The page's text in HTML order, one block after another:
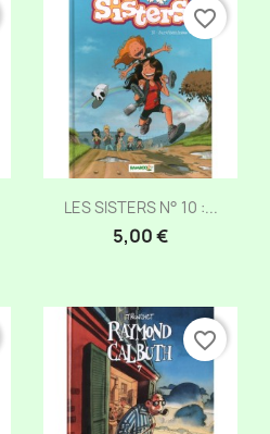
Aperçu rapide
LES SISTERS N° 10 :...
5,00 €
favorite_border
favorite_border